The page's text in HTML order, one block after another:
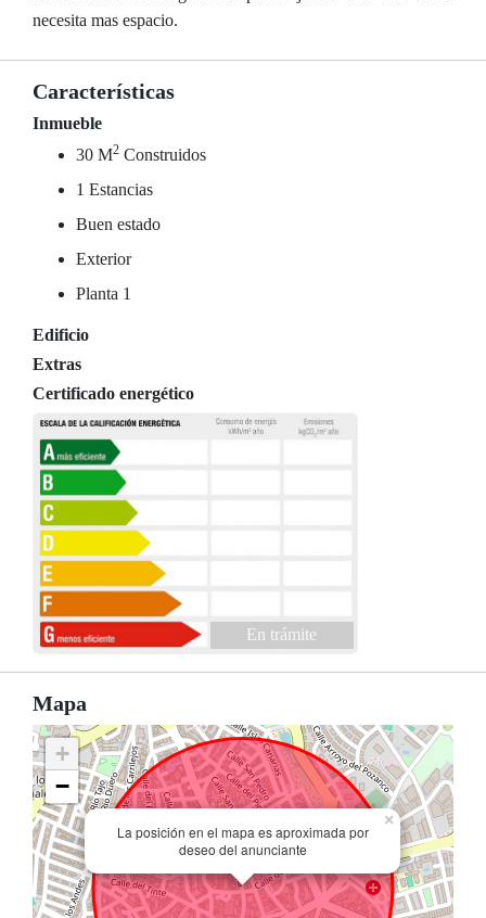
necesita mas espacio.
Características
Inmueble
30 M2 Construidos
1 Estancias
Buen estado
Exterior
Planta 1
Edificio
Extras
Certificado energético
En trámite
Mapa
La posición en el mapa es aproximada por
deseo del anunciante
×
+
−